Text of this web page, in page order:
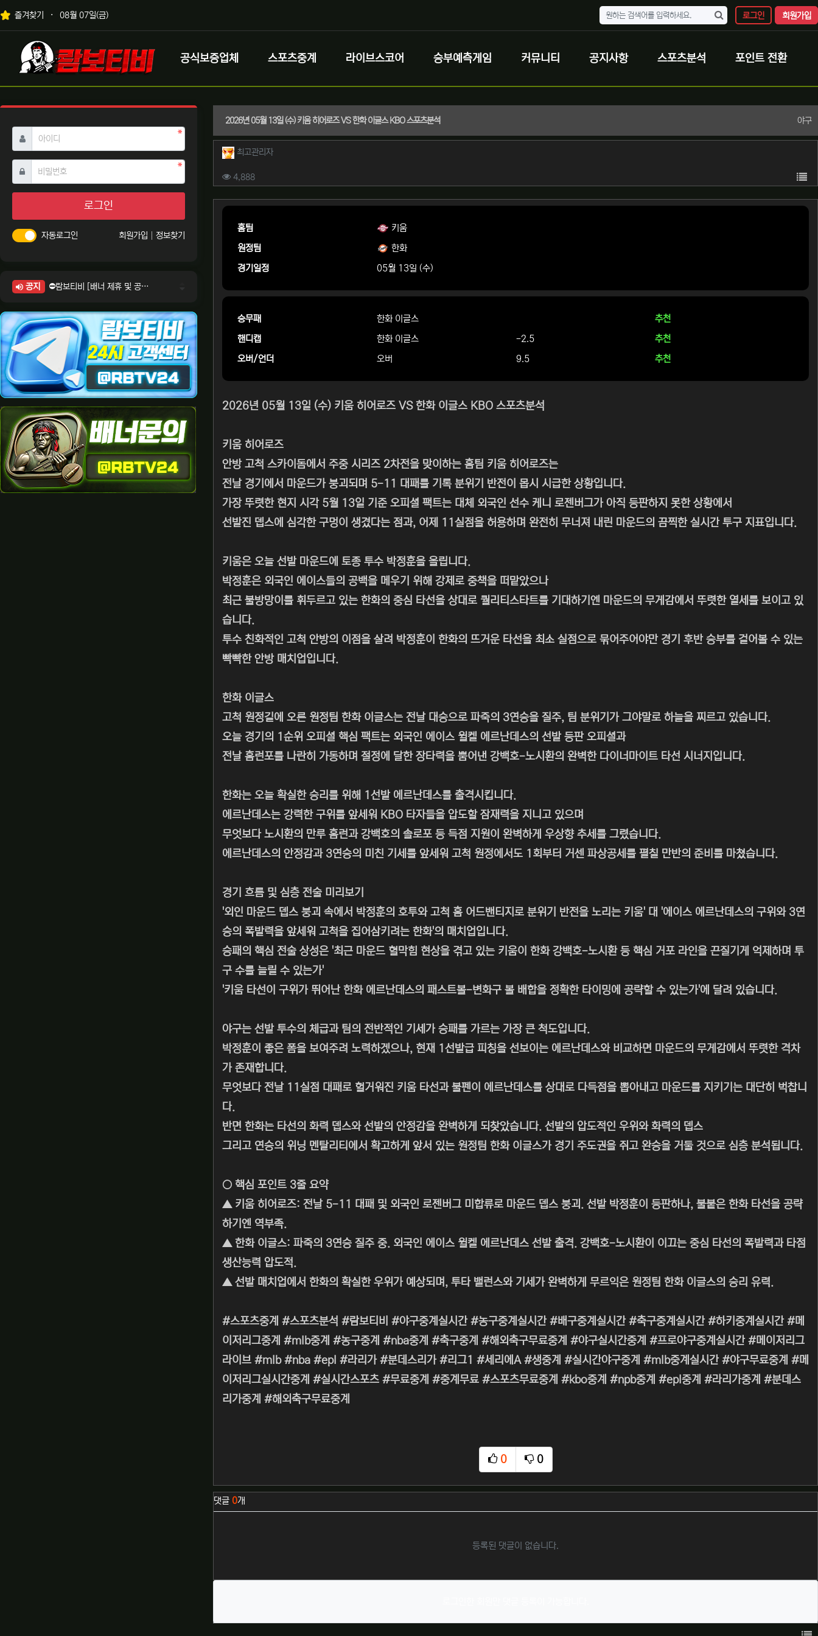
상단 네비
즐겨찾기 08월 07일(금) 로그인 회원가입
메인 메뉴
로고
공식보증업체 스포츠중계 라이브스코어 승부예측게임 커뮤니티 공지사항 스포츠분석 포인트 전환
2026년 05월 13일 (수) 키움 히어로즈 VS 한화 이글스 KBO 스포츠분석 야구
작성자 정보
최고관리자작성
컨텐츠 정보
4,888조회 목
본문
홈팀
키움
원정팀
한화
경기일정
05월 13일 (수)
승무패 한화 이글스
추천
핸디캡
한화 이글스 -2.5
추천
오버/언더
오버 9.5 추천
2026년 05월 13일 (수) 키움 히어로즈 VS 한화 이글스 KBO 스포츠분석
키움 히어로즈
안방 고척 스카이돔에서 주중 시리즈 2차전을 맞이하는 홈팀 키움 히어로즈는
전날 경기에서 마운드가 붕괴되며 5-11 대패를 기록 분위기 반전이 몹시 시급한 상황입니다.
가장 뚜렷한 현지 시각 5월 13일 기준 오피셜 팩트는 대체 외국인 선수 케니 로젠버그가 아직 등판하지 못한 상황에서
선발진 뎁스에 심각한 구멍이 생겼다는 점과, 어제 11실점을 허용하며 완전히 무너져 내린 마운드의 끔찍한 실시간 투구 지표입니다.
키움은 오늘 선발 마운드에 토종 투수 박정훈을 올립니다.
박정훈은 외국인 에이스들의 공백을 메우기 위해 강제로 중책을 떠맡았으나
최근 불방망이를 휘두르고 있는 한화의 중심 타선을 상대로 퀄리티스타트를 기대하기엔 마운드의 무게감에서 뚜렷한 열세를 보이고 있
습니다.
투수 친화적인 고척 안방의 이점을 살려 박정훈이 한화의 뜨거운 타선을 최소 실점으로 묶어주어야만 경기 후반 승부를 걸어볼 수 있는
빡빡한 안방 매치업입니다.
한화 이글스
고척 원정길에 오른 원정팀 한화 이글스는 전날 대승으로 파죽의 3연승을 질주, 팀 분위기가 그야말로 하늘을 찌르고 있습니다.
오늘 경기의 1순위 오피셜 핵심 팩트는 외국인 에이스 윌켈 에르난데스의 선발 등판 오피셜과
전날 홈런포를 나란히 가동하며 절정에 달한 장타력을 뿜어낸 강백호-노시환의 완벽한 다이너마이트 타선 시너지입니다.
한화는 오늘 확실한 승리를 위해 1선발 에르난데스를 출격시킵니다.
에르난데스는 강력한 구위를 앞세워 KBO 타자들을 압도할 잠재력을 지니고 있으며
무엇보다 노시환의 만루 홈런과 강백호의 솔로포 등 득점 지원이 완벽하게 우상향 추세를 그렸습니다.
에르난데스의 안정감과 3연승의 미친 기세를 앞세워 고척 원정에서도 1회부터 거센 파상공세를 펼칠 만반의 준비를 마쳤습니다.
경기 흐름 및 심층 전술 미리보기
'외인 마운드 뎁스 붕괴 속에서 박정훈의 호투와 고척 홈 어드밴티지로 분위기 반전을 노리는 키움' 대 '에이스 에르난데스의 구위와 3연
승의 폭발력을 앞세워 고척을 집어삼키려는 한화'의 매치업입니다.
승패의 핵심 전술 상성은 '최근 마운드 혈막힘 현상을 겪고 있는 키움이 한화 강백호-노시환 등 핵심 거포 라인을 끈질기게 억제하며 투
구 수를 늘릴 수 있는가'
'키움 타선이 구위가 뛰어난 한화 에르난데스의 패스트볼-변화구 볼 배합을 정확한 타이밍에 공략할 수 있는가'에 달려 있습니다.
야구는 선발 투수의 체급과 팀의 전반적인 기세가 승패를 가르는 가장 큰 척도입니다.
박정훈이 좋은 폼을 보여주려 노력하겠으나, 현재 1선발급 피칭을 선보이는 에르난데스와 비교하면 마운드의 무게감에서 뚜렷한 격차
가 존재합니다.
무엇보다 전날 11실점 대패로 헐거워진 키움 타선과 불펜이 에르난데스를 상대로 다득점을 뽑아내고 마운드를 지키기는 대단히 벅찹니
다.
반면 한화는 타선의 화력 뎁스와 선발의 안정감을 완벽하게 되찾았습니다. 선발의 압도적인 우위와 화력의 뎁스
그리고 연승의 위닝 멘탈리티에서 확고하게 앞서 있는 원정팀 한화 이글스가 경기 주도권을 쥐고 완승을 거둘 것으로 심층 분석됩니다.
○ 핵심 포인트 3줄 요약
▲ 키움 히어로즈: 전날 5-11 대패 및 외국인 로젠버그 미합류로 마운드 뎁스 붕괴. 선발 박정훈이 등판하나, 불붙은 한화 타선을 공략
하기엔 역부족.
▲ 한화 이글스: 파죽의 3연승 질주 중. 외국인 에이스 윌켈 에르난데스 선발 출격. 강백호-노시환이 이끄는 중심 타선의 폭발력과 타점
생산능력 압도적.
▲ 선발 매치업에서 한화의 확실한 우위가 예상되며, 투타 밸런스와 기세가 완벽하게 무르익은 원정팀 한화 이글스의 승리 유력.
#스포츠중계 #스포츠분석 #람보티비 #야구중계실시간 #농구중계실시간 #배구중계실시간 #축구중계실시간 #하키중계실시간 #메
이저리그중계 #mlb중계 #농구중계 #nba중계 #축구중계 #해외축구무료중계 #야구실시간중계 #프로야구중계실시간 #메이저리그
라이브 #mlb #nba #epl #라리가 #분데스리가 #리그1 #세리에A #생중계 #실시간야구중계 #mlb중계실시간 #야구무료중계 #메
이저리그실시간중계 #실시간스포츠 #무료중계 #중계무료 #스포츠무료중계 #kbo중계 #npb중계 #epl중계 #라리가중계 #분데스
리가중계 #해외축구무료중계
0
추천
0
비추천
관련자료
댓글 0개
등록된 댓글이 없습니다.
아이디 필수
비밀번호필수
로그인
자동로그인 회원가입 정보찾기
공지
⛔람보티비 [배너 제휴 및 공식 입점 문의 안내]
⛔람보티비 [정회원 등급UP! 안내사항]
⛔람보티비 [채팅방 이용시 주의사항]
⛔람보티비 [공식보증업체 안내]